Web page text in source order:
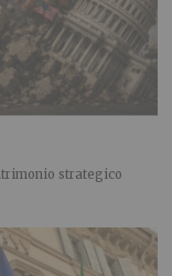
strategico